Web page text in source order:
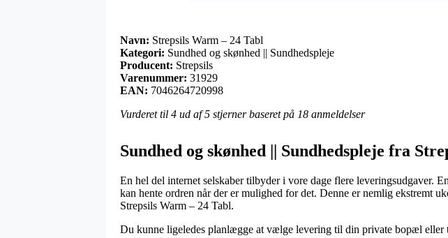
Navn: Strepsils Warm – 24 Tabl
Kategori: Sundhed og skønhed || Sundhedspleje
Producent: Strepsils
Varenummer: 31929
EAN: 7046264720998
Vurderet til 4 ud af 5 stjerner baseret på 18 anmeldelser
Sundhed og skønhed || Sundhedspleje fra
En hel del internet selskaber tilbyder i vore dage flere leveringsudgaver.
kan hente ordren når der er mulighed for det. Denne er nemlig ekstremt
Strepsils Warm – 24 Tabl.
Du kunne ligeledes planlægge at vælge levering til din private bopæl eller